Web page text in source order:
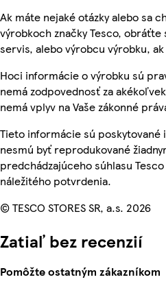
Ak máte nejaké otázky alebo sa
výrobkoch značky Tesco, obráťte
servis, alebo výrobcu výrobku,
Hoci informácie o výrobku sú
nemá zodpovednosť za
nemá vplyv na Vaše zákonné
Tieto informácie sú
nesmú byť reprodukované
predchádzajúceho súhlasu
náležitého potvrdenia.
© TESCO STORES SR, a.s. 2026
Zatiaľ bez recenzií
Pomôžte ostatným zákazníkom